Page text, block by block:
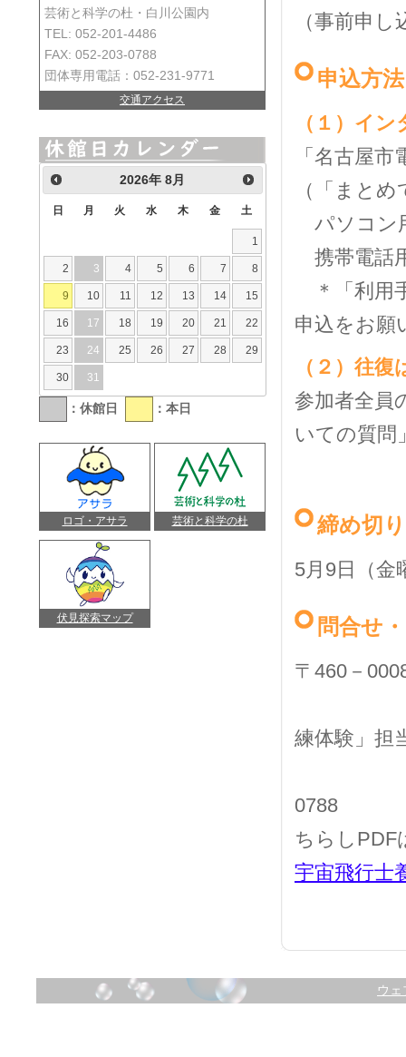
（事前申
申込方法
（１）イ
「名古屋
（「まと
パソコ
携帯電
＊「利用
申込を
（２）往復
参加者全員
いての質
締め切り
5月9日（金
問合せ
〒460－
練体験」担
0788
ちらしPDF
宇宙飛行士
芸術と科学の杜・白川公園内
TEL: 052-201-4486
FAX: 052-203-0788
団体専用電話：052-231-9771
交通アクセス
2026年8月
日 月 火 水 木 金 土
1
2 3 4 5 6 7 8
9 10 11 12 13 14 15
16 17 18 19 20 21 22
23 24 25 26 27 28 29
30 31
：休館日 ：本日
ロゴ・アサラ 芸術と科学の杜
伏見探索マップ
ウ